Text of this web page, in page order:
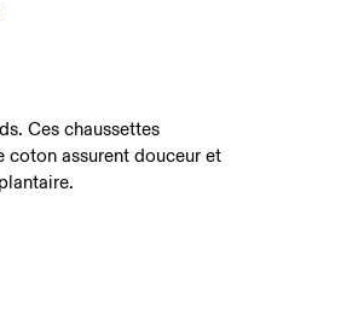
Ces chaussettes
coton assurent douceur et